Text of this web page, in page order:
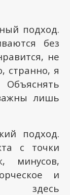
подход.
без
не
странно, я
лишь
подход.
с точки
минусов,
и
здесь